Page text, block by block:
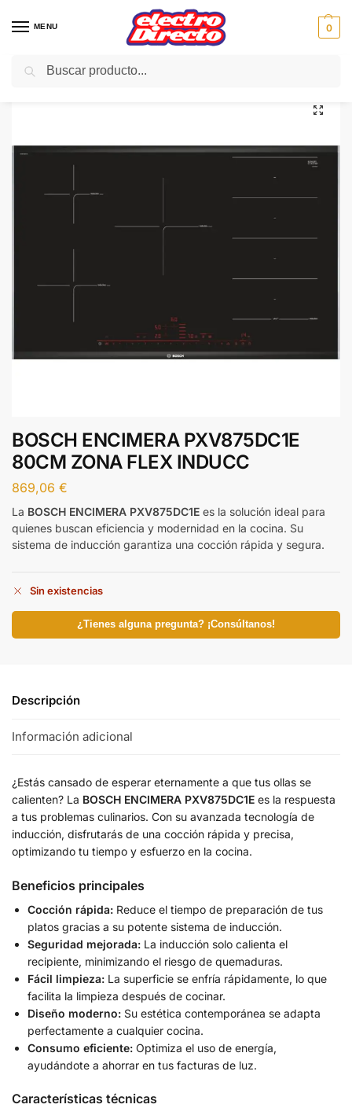
MENU 0
Inicio Gama blanca Encimeras
BOSCH ENCIMERA PXV875DC1E
80CM ZONA FLEX INDUCC
869,06 €
La BOSCH ENCIMERA PXV875DC1E es la solución ideal para
quienes buscan eficiencia y modernidad en la cocina. Su
sistema de inducción garantiza una cocción rápida y segura.
Sin existencias
¿Tienes alguna pregunta? ¡Consúltanos!
Descripción
Información adicional
¿Estás cansado de esperar eternamente a que tus ollas se
calienten? La BOSCH ENCIMERA PXV875DC1E es la respuesta
a tus problemas culinarios. Con su avanzada tecnología de
inducción, disfrutarás de una cocción rápida y precisa,
optimizando tu tiempo y esfuerzo en la cocina.
Beneficios principales
Cocción rápida: Reduce el tiempo de preparación de tus
platos gracias a su potente sistema de inducción.
Seguridad mejorada: La inducción solo calienta el
recipiente, minimizando el riesgo de quemaduras.
Fácil limpieza: La superficie se enfría rápidamente, lo que
facilita la limpieza después de cocinar.
Diseño moderno: Su estética contemporánea se adapta
perfectamente a cualquier cocina.
Consumo eficiente: Optimiza el uso de energía,
ayudándote a ahorrar en tus facturas de luz.
Características técnicas